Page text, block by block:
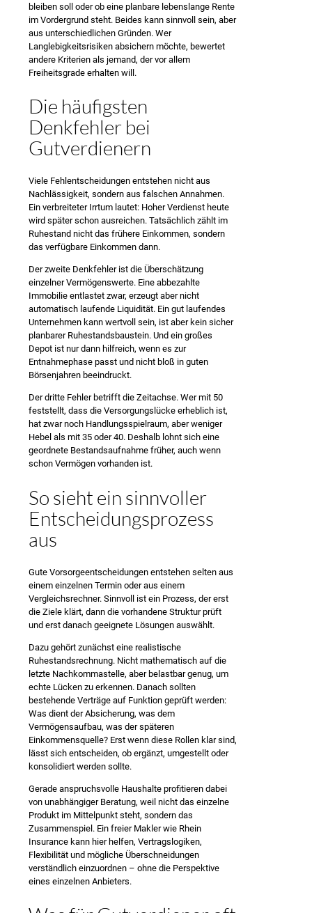
bleiben soll oder ob eine planbare lebenslange Rente
im Vordergrund steht. Beides kann sinnvoll sein, aber
aus unterschiedlichen Gründen. Wer
Langlebigkeitsrisiken absichern möchte, bewertet
andere Kriterien als jemand, der vor allem
Freiheitsgrade erhalten will.
Die häufigsten
Denkfehler bei
Gutverdienern
Viele Fehlentscheidungen entstehen nicht aus
Nachlässigkeit, sondern aus falschen Annahmen.
Ein verbreiteter Irrtum lautet: Hoher Verdienst heute
wird später schon ausreichen. Tatsächlich zählt im
Ruhestand nicht das frühere Einkommen, sondern
das verfügbare Einkommen dann.
Der zweite Denkfehler ist die Überschätzung
einzelner Vermögenswerte. Eine abbezahlte
Immobilie entlastet zwar, erzeugt aber nicht
automatisch laufende Liquidität. Ein gut laufendes
Unternehmen kann wertvoll sein, ist aber kein sicher
planbarer Ruhestandsbaustein. Und ein großes
Depot ist nur dann hilfreich, wenn es zur
Entnahmephase passt und nicht bloß in guten
Börsenjahren beeindruckt.
Der dritte Fehler betrifft die Zeitachse. Wer mit 50
feststellt, dass die Versorgungslücke erheblich ist,
hat zwar noch Handlungsspielraum, aber weniger
Hebel als mit 35 oder 40. Deshalb lohnt sich eine
geordnete Bestandsaufnahme früher, auch wenn
schon Vermögen vorhanden ist.
So sieht ein sinnvoller
Entscheidungsprozess
aus
Gute Vorsorgeentscheidungen entstehen selten aus
einem einzelnen Termin oder aus einem
Vergleichsrechner. Sinnvoll ist ein Prozess, der erst
die Ziele klärt, dann die vorhandene Struktur prüft
und erst danach geeignete Lösungen auswählt.
Dazu gehört zunächst eine realistische
Ruhestandsrechnung. Nicht mathematisch auf die
letzte Nachkommastelle, aber belastbar genug, um
echte Lücken zu erkennen. Danach sollten
bestehende Verträge auf Funktion geprüft werden:
Was dient der Absicherung, was dem
Vermögensaufbau, was der späteren
Einkommensquelle? Erst wenn diese Rollen klar sind,
lässt sich entscheiden, ob ergänzt, umgestellt oder
konsolidiert werden sollte.
Gerade anspruchsvolle Haushalte profitieren dabei
von unabhängiger Beratung, weil nicht das einzelne
Produkt im Mittelpunkt steht, sondern das
Zusammenspiel. Ein freier Makler wie Rhein
Insurance kann hier helfen, Vertragslogiken,
Flexibilität und mögliche Überschneidungen
verständlich einzuordnen – ohne die Perspektive
eines einzelnen Anbieters.